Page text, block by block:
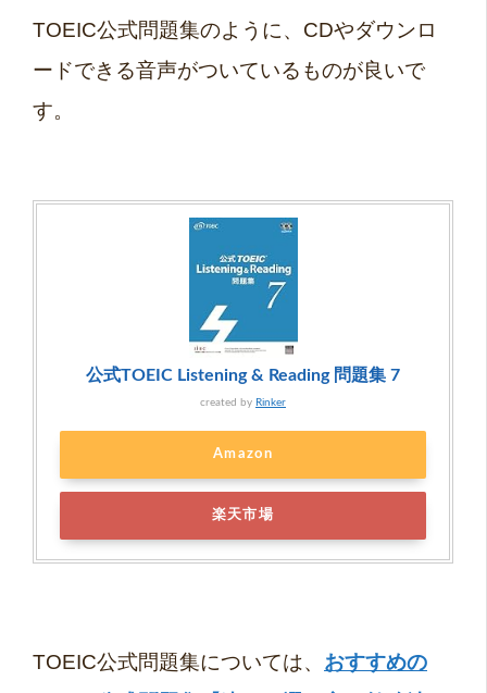
TOEIC公式問題集のように、CDやダウンロ
ードできる音声がついているものが良いで
す。
公式TOEIC Listening & Reading 問題集 7
created by Rinker
Amazon
楽天市場
TOEIC公式問題集については、 おすすめの